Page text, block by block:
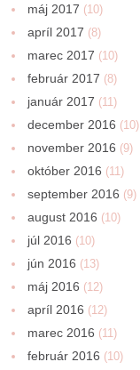
máj 2017 (10)
apríl 2017 (8)
marec 2017 (10)
február 2017 (8)
január 2017 (11)
december 2016 (10)
november 2016 (9)
október 2016 (11)
september 2016 (9)
august 2016 (10)
júl 2016 (10)
jún 2016 (13)
máj 2016 (12)
apríl 2016 (12)
marec 2016 (11)
február 2016 (10)